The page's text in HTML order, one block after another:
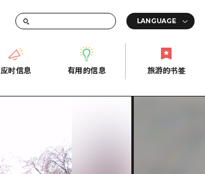
应时信息
有用的信息
照片下载
灾难发生期间的交通信息
旅游的书签